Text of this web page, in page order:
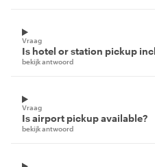
Vraag
Is hotel or station pickup
bekijk antwoord
Vraag
Is airport pickup available?
bekijk antwoord